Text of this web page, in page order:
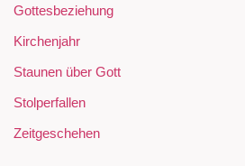
Gottesbeziehung
Kirchenjahr
Staunen über Gott
Stolperfallen
Zeitgeschehen